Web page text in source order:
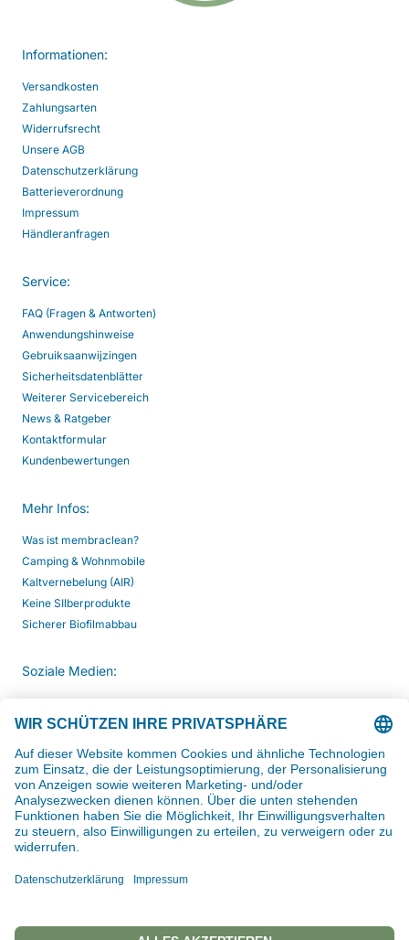
Informationen:
Versandkosten
Zahlungsarten
Widerrufsrecht
Unsere AGB
Datenschutzerklärung
Batterieverordnung
Impressum
Händleranfragen
Service:
FAQ (Fragen & Antworten)
Anwendungshinweise
Gebruiksaanwijzingen
Sicherheitsdatenblätter
Weiterer Servicebereich
News & Ratgeber
Kontaktformular
Kundenbewertungen
Mehr Infos:
Was ist membraclean?
Camping & Wohnmobile
Kaltvernebelung (AIR)
Keine SIlberprodukte
Sicherer Biofilmabbau
Soziale Medien:
Kommunikation:
Zum Kontaktformular >
Unsere Bestellhotline:02331-7399455
Hier auf WhatsApp schreiben >
2026 QND Vertriebs GmbH (membraclean)